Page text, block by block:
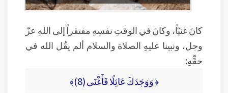
كانَ غنيّاً، وكانَ في الوقتِ نفسِهِ مفتقراً إلى اللهِ عزّ
وجل، ونبينا عليهِ الصلاة والسلام ألم يقُل الله في
حقِّهِ:
﴿ وَوَجَدَكَ عَائِلًا فَأَغْنَى (8)﴾